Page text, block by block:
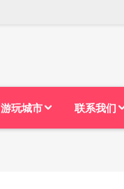
游玩城市 联系我们